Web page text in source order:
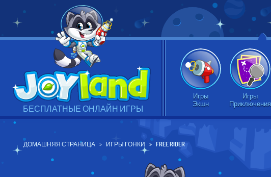
БЕСПЛАТНЫЕ ОНЛАЙН ИГРЫ
Игры
Экшн
Игры
Приключения
ДОМАШНЯЯ СТРАНИЦА ИГРЫ ГОНКИ FREE RIDER